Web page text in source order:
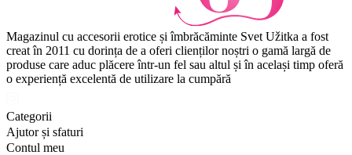
Magazinul cu accesorii erotice și îmbrăcăminte Svet Užitka a fost
creat în 2011 cu dorința de a oferi clienților noștri o gamă largă de
produse care aduc plăcere într-un fel sau altul și în același timp oferă
o experiență excelentă de utilizare la cumpără
Categorii
Ajutor și sfaturi
Contul meu